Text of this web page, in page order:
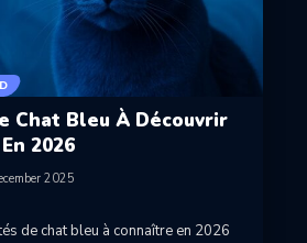
Chat Bleu À Découvrir
2026
2025
de chat bleu à connaître en 2026